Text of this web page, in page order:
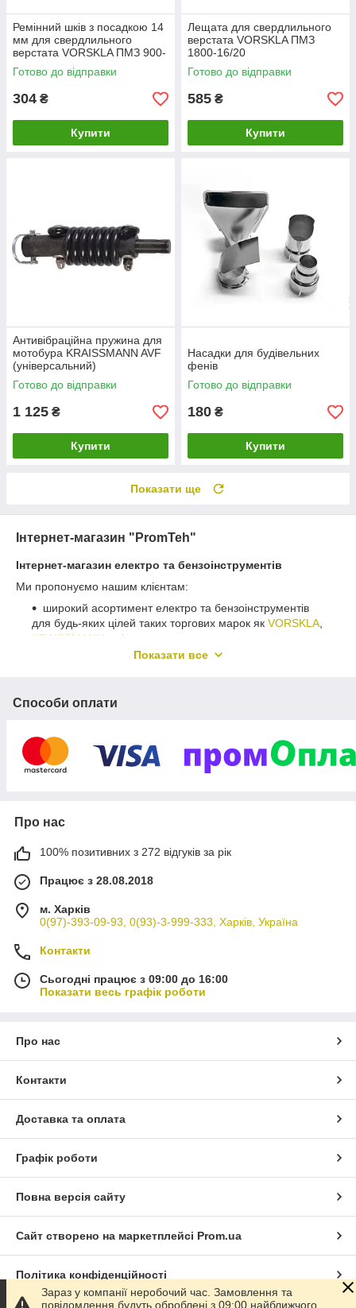
Ремінний шків з посадкою 14
мм для свердлильного
верстата VORSKLA ПМЗ 900-
13/16
Готово до відправки
304 ₴
Купити
Лещата для свердлильного
верстата VORSKLA ПМЗ
1800-16/20
Готово до відправки
585 ₴
Купити
Антивібраційна пружина для
мотобура KRAISSMANN AVF
(універсальний)
Готово до відправки
1 125 ₴
Купити
Насадки для будівельних
фенів
Готово до відправки
180 ₴
Купити
Показати ще
Інтернет-магазин "PromTeh"
Інтернет-магазин електро та бензоінструментів
Ми пропонуємо нашим клієнтам:
широкий асортимент електро та бензоінструментів
для будь-яких цілей таких торгових марок як VORSKLA
KRAISSMANN та ін.;
розумну цінову політику;
оплату при отриманні товару, на великогабаритний
само Пром-оплата тільки за бажанням клієнта);
перевірка товару перед відправкою;
необхідну консультацію, ознайомитися з потрібним для Вас
товаром, а також відгуками інших покупців.
Девізом нашої роботи стала народна німецька приказка –
“Der Kunde ist König”, що означає “Клієнт – це Король”! Це
ставлення до клієнта стало основою трьох принципів нашої
роботи:
інтереси клієнта – це найвищий пріоритет;
робити все можливе, щоб клієнт отримував
задоволення від покупки;
З НАМИ ПРОСТО І ВИГІДНО
Показати все
Способи оплати
Про нас
100% позитивних з 272 відгуків за рік
Працює з 28.08.2018
м. Харків
0(97)-393-09-93, 0(93)-3-999-333, Харків, Україна
Контакти
Сьогодні працює з 09:00 до 16:00
Показати весь графік роботи
Про нас
Контакти
Доставка та оплата
Графік роботи
Повна версія сайту
Сайт створено на маркетплейсі Prom.ua
Політика конфіденційності
Зараз у компанії неробочий час. Замовлення та
повідомлення будуть оброблені з 09:00 найближчого